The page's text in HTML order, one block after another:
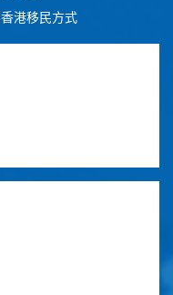
港移民方式